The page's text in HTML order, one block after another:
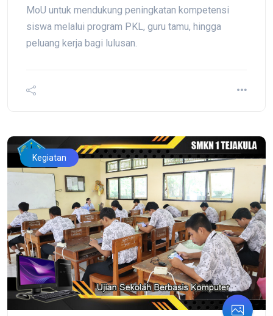
MoU untuk mendukung peningkatan kompetensi
siswa melalui program PKL, guru tamu, hingga
peluang kerja bagi lulusan.
Kegiatan